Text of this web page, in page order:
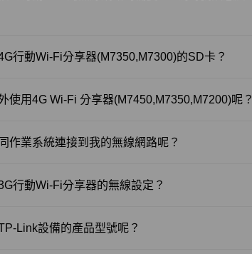
行動Wi-Fi分享器(M7350,M7300)的SD卡？
使用4G Wi-Fi 分享器(M7450,M7350,M7200)呢？
作業系統連接到我的無線網路呢？
行動Wi-Fi分享器的無線設定？
Link設備的產品型號呢？